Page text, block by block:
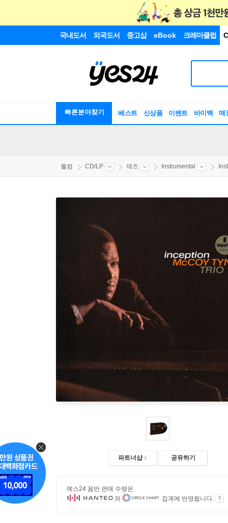
국내도서 외국도서 중고샵 eBook 크레마클럽
빠른분야찾기 베스트 신상품 이벤트 바이백 매
웰컴 CD/LP 재즈 Instrumental
파트너샵 공유하기
예스24 음반 판매 수량은
와
집계에 반영됩니다.